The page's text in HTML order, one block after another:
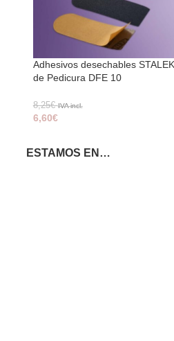
Adhesivos desechables
de Pedicura DFE 10
8,25€ IVA incl.
6,60€
ESTAMOS EN…